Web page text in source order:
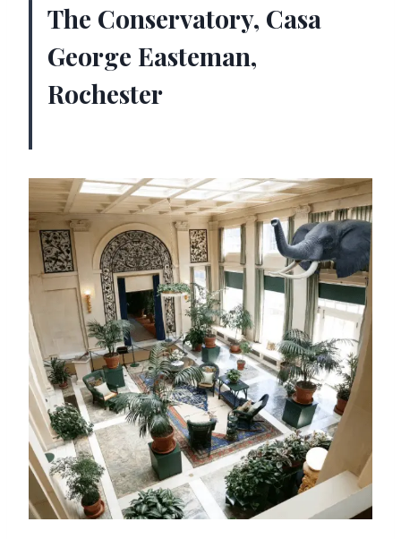
The Conservatory, Casa
George Easteman,
Rochester